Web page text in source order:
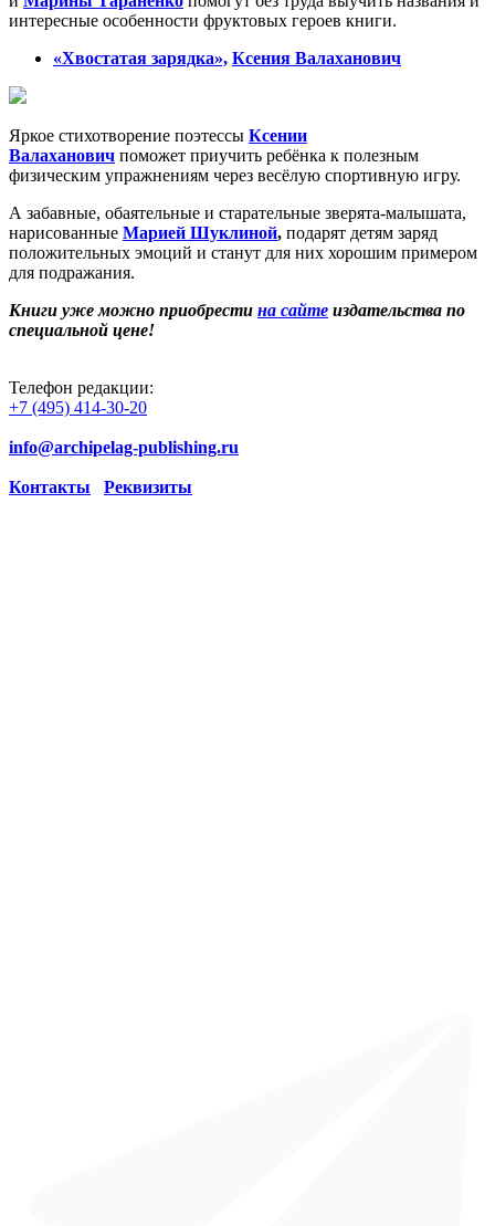
интересные особенности фруктовых героев книги.
«Хвостатая зарядка», Ксения Валаханович
Яркое стихотворение поэтессы Ксении
Валаханович поможет приучить ребёнка к полезным
физическим упражнениям через весёлую спортивную игру.
А забавные, обаятельные и старательные зверята-малышата,
нарисованные Марией Шуклиной, подарят детям заряд
положительных эмоций и станут для них хорошим примером
для подражания.
Книги уже можно приобрести на сайте издательства по
специальной цене!
Телефон редакции:
+7 (495) 414-30-20
info@archipelag-publishing.ru
Контакты Реквизиты